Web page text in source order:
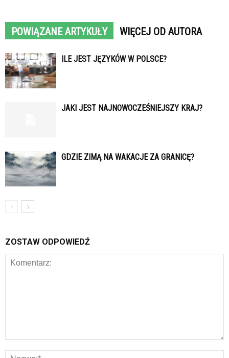
POWIĄZANE ARTYKUŁY WIĘCEJ OD AUTORA
ILE JEST JĘZYKÓW W POLSCE?
JAKI JEST NAJNOWOCZEŚNIEJSZY KRAJ?
GDZIE ZIMĄ NA WAKACJE ZA GRANICĘ?
ZOSTAW ODPOWIEDŹ